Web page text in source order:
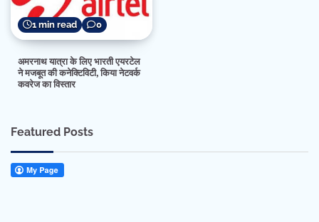
1 min read 0
अमरनाथ यात्रा के लिए भारती एयरटेल
ने मजबूत की कनेक्टिविटी, किया नेटवर्क
कवरेज का विस्तार
Featured Posts